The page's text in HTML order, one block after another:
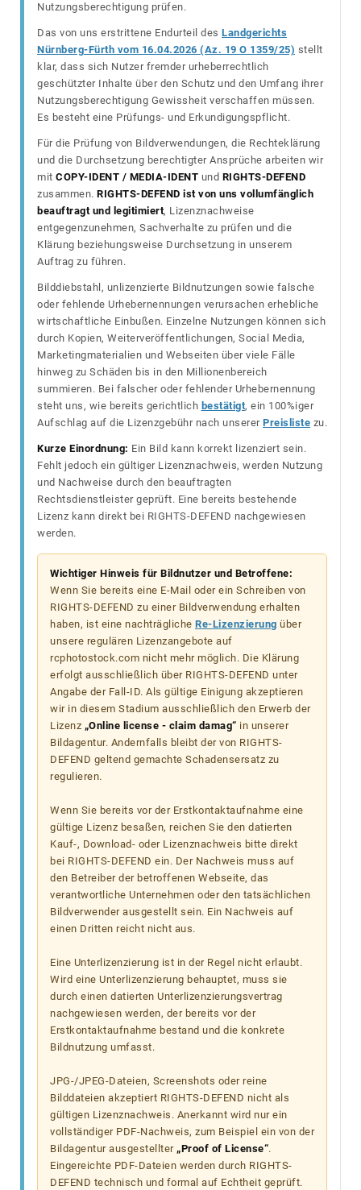
Nutzungsberechtigung prüfen.
Das von uns erstrittene Endurteil des Landgerichts
Nürnberg-Fürth vom 16.04.2026 (Az. 19 O 1359/25) stellt
klar, dass sich Nutzer fremder urheberrechtlich
geschützter Inhalte über den Schutz und den Umfang ihrer
Nutzungsberechtigung Gewissheit verschaffen müssen.
Es besteht eine Prüfungs- und Erkundigungspflicht.
Für die Prüfung von Bildverwendungen, die Rechteklärung
und die Durchsetzung berechtigter Ansprüche arbeiten wir
mit COPY-IDENT / MEDIA-IDENT und RIGHTS-DEFEND
zusammen. RIGHTS-DEFEND ist von uns vollumfänglich
beauftragt und legitimiert, Lizenznachweise
entgegenzunehmen, Sachverhalte zu prüfen und die
Klärung beziehungsweise Durchsetzung in unserem
Auftrag zu führen.
Bilddiebstahl, unlizenzierte Bildnutzungen sowie falsche
oder fehlende Urhebernennungen verursachen erhebliche
wirtschaftliche Einbußen. Einzelne Nutzungen können sich
durch Kopien, Weiterveröffentlichungen, Social Media,
Marketingmaterialien und Webseiten über viele Fälle
hinweg zu Schäden bis in den Millionenbereich
summieren. Bei falscher oder fehlender Urhebernennung
steht uns, wie bereits gerichtlich bestätigt, ein 100%iger
Aufschlag auf die Lizenzgebühr nach unserer Preisliste zu.
Kurze Einordnung: Ein Bild kann korrekt lizenziert sein.
Fehlt jedoch ein gültiger Lizenznachweis, werden Nutzung
und Nachweise durch den beauftragten
Rechtsdienstleister geprüft. Eine bereits bestehende
Lizenz kann direkt bei RIGHTS-DEFEND nachgewiesen
werden.
Wichtiger Hinweis für Bildnutzer und Betroffene:
Wenn Sie bereits eine E-Mail oder ein Schreiben von
RIGHTS-DEFEND zu einer Bildverwendung erhalten
haben, ist eine nachträgliche Re-Lizenzierung über
unsere regulären Lizenzangebote auf
rcphotostock.com nicht mehr möglich. Die Klärung
erfolgt ausschließlich über RIGHTS-DEFEND unter
Angabe der Fall-ID. Als gültige Einigung akzeptieren
wir in diesem Stadium ausschließlich den Erwerb der
Lizenz „Online license - claim damag“ in unserer
Bildagentur. Andernfalls bleibt der von RIGHTS-
DEFEND geltend gemachte Schadensersatz zu
regulieren.
Wenn Sie bereits vor der Erstkontaktaufnahme eine
gültige Lizenz besaßen, reichen Sie den datierten
Kauf-, Download- oder Lizenznachweis bitte direkt
bei RIGHTS-DEFEND ein. Der Nachweis muss auf
den Betreiber der betroffenen Webseite, das
verantwortliche Unternehmen oder den tatsächlichen
Bildverwender ausgestellt sein. Ein Nachweis auf
einen Dritten reicht nicht aus.
Eine Unterlizenzierung ist in der Regel nicht erlaubt.
Wird eine Unterlizenzierung behauptet, muss sie
durch einen datierten Unterlizenzierungsvertrag
nachgewiesen werden, der bereits vor der
Erstkontaktaufnahme bestand und die konkrete
Bildnutzung umfasst.
JPG-/JPEG-Dateien, Screenshots oder reine
Bilddateien akzeptiert RIGHTS-DEFEND nicht als
gültigen Lizenznachweis. Anerkannt wird nur ein
vollständiger PDF-Nachweis, zum Beispiel ein von der
Bildagentur ausgestellter „Proof of License“.
Eingereichte PDF-Dateien werden durch RIGHTS-
DEFEND technisch und formal auf Echtheit geprüft.